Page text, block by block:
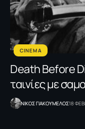
CINEMA
Death Before
ταινίες με
NΙΚΟΣ ΓΙΑΚΟΥΜΕΛΟΣ18